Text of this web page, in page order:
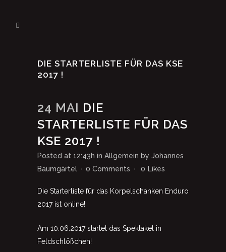
DIE STARTERLISTE FÜR DAS KSE
2017 !
24 MAI DIE
STARTERLISTE FÜR DAS
KSE 2017 !
Posted at 12:43h in Allgemein by Johannes
Baumgärtel
0 Comments 0 Likes
Die Starterliste für das Korpelschänken Enduro
2017 ist online!
Am 10.06.2017 startet das Spektakel in
Feldschlößchen!